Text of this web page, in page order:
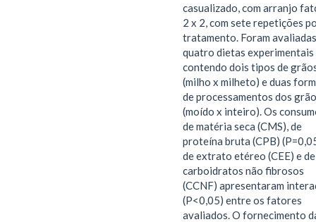
casualizado, com arranjo
2 x 2, com sete repetições
tratamento. Foram avaliadas
quatro dietas experimentais
contendo dois tipos de
(milho x milheto) e duas
de processamentos dos
(moído x inteiro). Os
de matéria seca (CMS), de
proteína bruta (CPB)
de extrato etéreo (CEE) e de
carboidratos não fibrosos
(CCNF) apresentaram
(P<0,05) entre os fatores
avaliados. O fornecimento